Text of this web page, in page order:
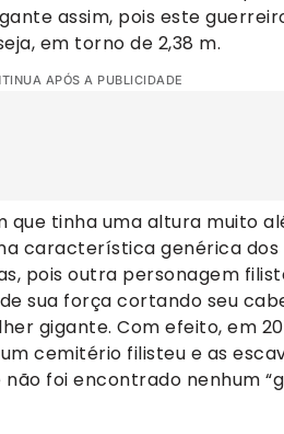
assim, pois este
em torno de 2,38 m.
APÓS A PUBLICIDADE
que tinha uma altura muito
característica genérica dos
pois outra personagem
sua força cortando seu
gigante. Com efeito, em
cemitério filisteu e as
foi encontrado nenhum